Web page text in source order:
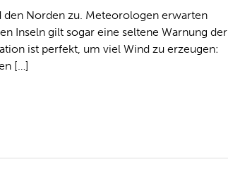
den Norden zu. Meteorologen erwarten
Inseln gilt sogar eine seltene Warnung der
ist perfekt, um viel Wind zu erzeugen:
[…]